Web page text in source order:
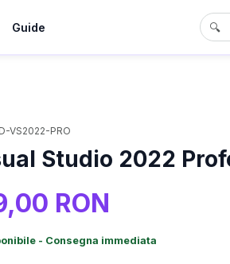
Guide 🔍
VS2022-PRO
Studio 2022
RON
- Consegna immediata